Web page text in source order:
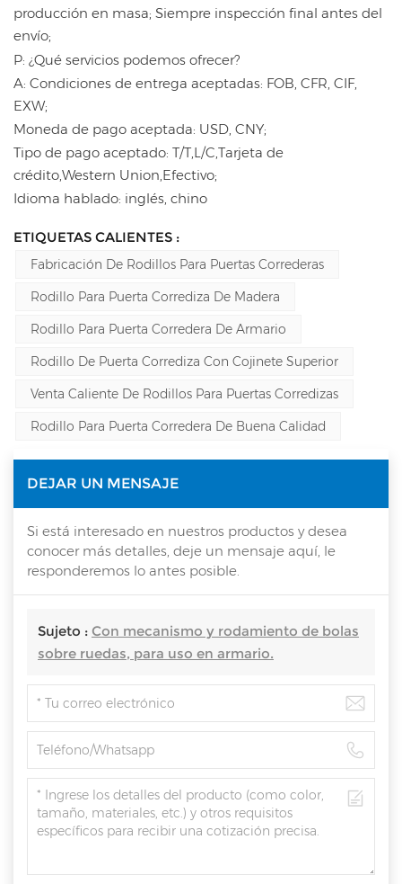
producción en masa; Siempre inspección final antes del
envío;
P: ¿Qué servicios podemos ofrecer?
A: Condiciones de entrega aceptadas: FOB, CFR, CIF,
EXW;
Moneda de pago aceptada: USD, CNY;
Tipo de pago aceptado: T/T,L/C,Tarjeta de
crédito,Western Union,Efectivo;
Idioma hablado: inglés, chino
ETIQUETAS CALIENTES :
Fabricación De Rodillos Para Puertas Correderas
Rodillo Para Puerta Corrediza De Madera
Rodillo Para Puerta Corredera De Armario
Rodillo De Puerta Corrediza Con Cojinete Superior
Venta Caliente De Rodillos Para Puertas Corredizas
Rodillo Para Puerta Corredera De Buena Calidad
DEJAR UN MENSAJE
Si está interesado en nuestros productos y desea
conocer más detalles, deje un mensaje aquí, le
responderemos lo antes posible.
Sujeto : Con mecanismo y rodamiento de bolas
sobre ruedas, para uso en armario.